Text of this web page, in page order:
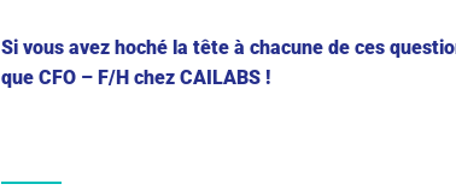
Si vous avez hoché la tête à chacune de ces
que CFO – F/H chez CAILABS !